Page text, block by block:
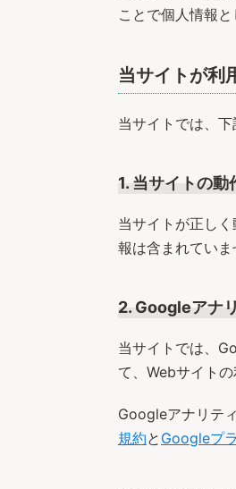
ことで個人情報と
当サイトが利
当サイトでは、
1. 当サイトの
当サイトが正し
報は含まれていま
2. Googleアナ
当サイトでは、
て、Webサイトの
Googleアナリテ
規約と Googleプ